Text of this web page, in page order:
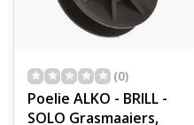
(0)
Poelie ALKO - BRILL -
SOLO Grasmaaiers,